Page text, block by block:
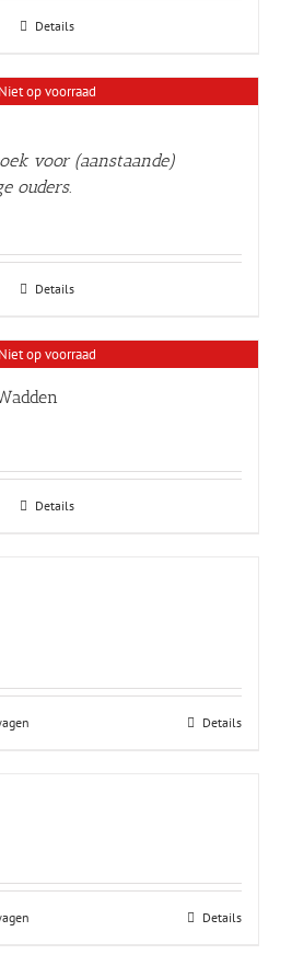
Details
Niet op voorraad
voor (aanstaande)
ouders.
Details
Niet op voorraad
Details
Details
Details